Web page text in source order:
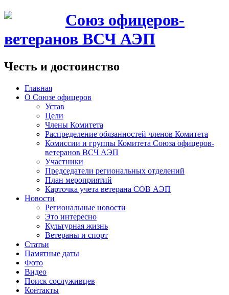
Союз офицеров-
ветеранов ВСЧ АЭП
Честь и достоинство
Главная
О Союзе офицеров
Устав
Цели
Члены Комитета
Распределение обязанностей членов Комитета
Комиссии и группы Комитета Союза офицеров-
ветеранов ВСЧ АЭП
Участники
Председатели региональных отделений
План мероприятий
Карточка учета ветерана CОВ АЭП
Новости
Региональные новости
Это интересно
Культурная жизнь
Ветераны и спорт
Статьи
Памятные даты
Фото
Видео
Поиск сослуживцев
Контакты